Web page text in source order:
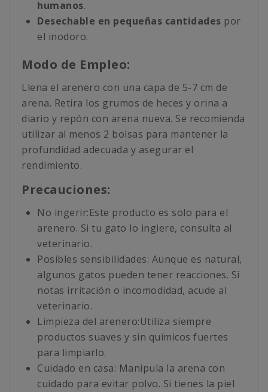
humanos.
Desechable en pequeñas cantidades por
el inodoro.
Modo de Empleo:
Llena el arenero con una capa de 5-7 cm de
arena. Retira los grumos de heces y orina a
diario y repón con arena nueva. Se recomienda
utilizar al menos 2 bolsas para mantener la
profundidad adecuada y asegurar el
rendimiento.
Precauciones:
No ingerir:Este producto es solo para el
arenero. Si tu gato lo ingiere, consulta al
veterinario.
Posibles sensibilidades: Aunque es natural,
algunos gatos pueden tener reacciones. Si
notas irritación o incomodidad, acude al
veterinario.
Limpieza del arenero:Utiliza siempre
productos suaves y sin químicos fuertes
para limpiarlo.
Cuidado en casa: Manipula la arena con
cuidado para evitar polvo. Si tienes la piel